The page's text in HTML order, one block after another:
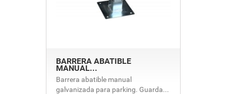
BARRERA ABATIBLE
MANUAL...
Barrera abatible manual
galvanizada para parking. Guarda...